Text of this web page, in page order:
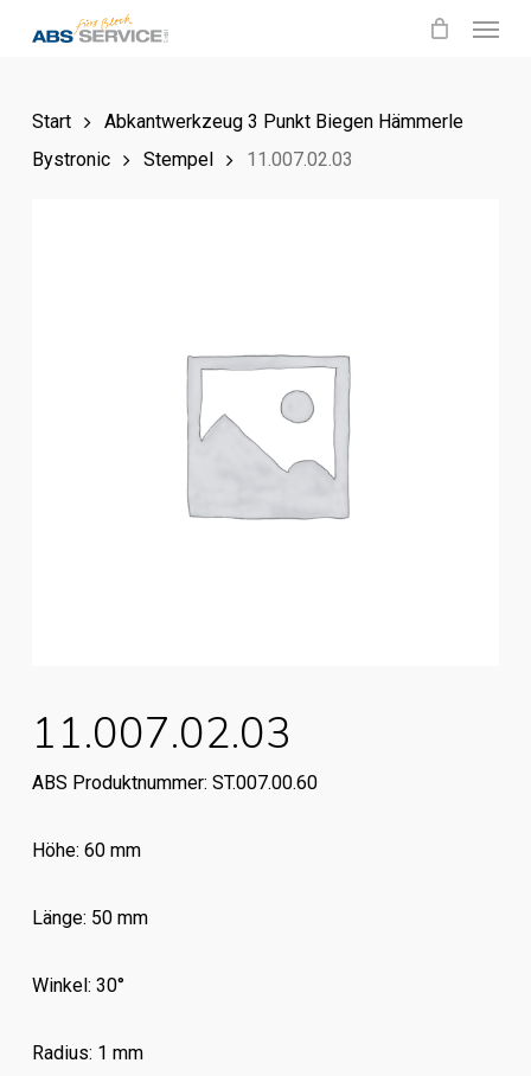
content
Start
Abkantwerkzeug 3 Punkt Biegen Hämmerle
Bystronic
Stempel 11.007.02.03
11.007.02.03
ABS Produktnummer: ST.007.00.60
Höhe: 60 mm
Länge: 50 mm
Winkel: 30°
Radius: 1 mm